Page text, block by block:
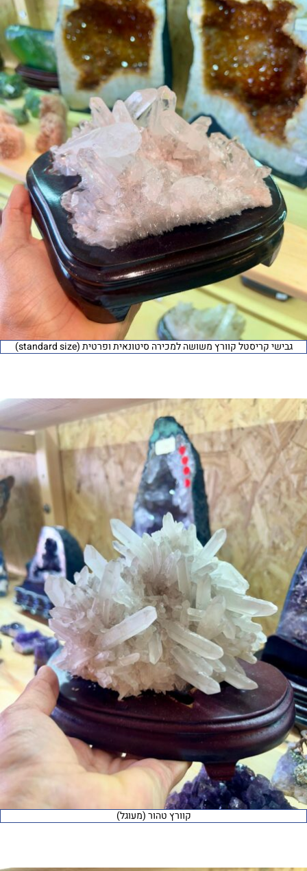
גבישי קריסטל קוורץ משושה למכירה סיטונאית ופרטית (standard size)
קוורץ טהור (מעוגל)